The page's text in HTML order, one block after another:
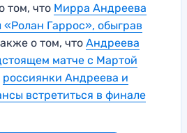
том, что Мирра Андреева
Гаррос», обыграв
о том, что Андреева
матче с Мартой
россиянки Андреева и
встретиться в финале